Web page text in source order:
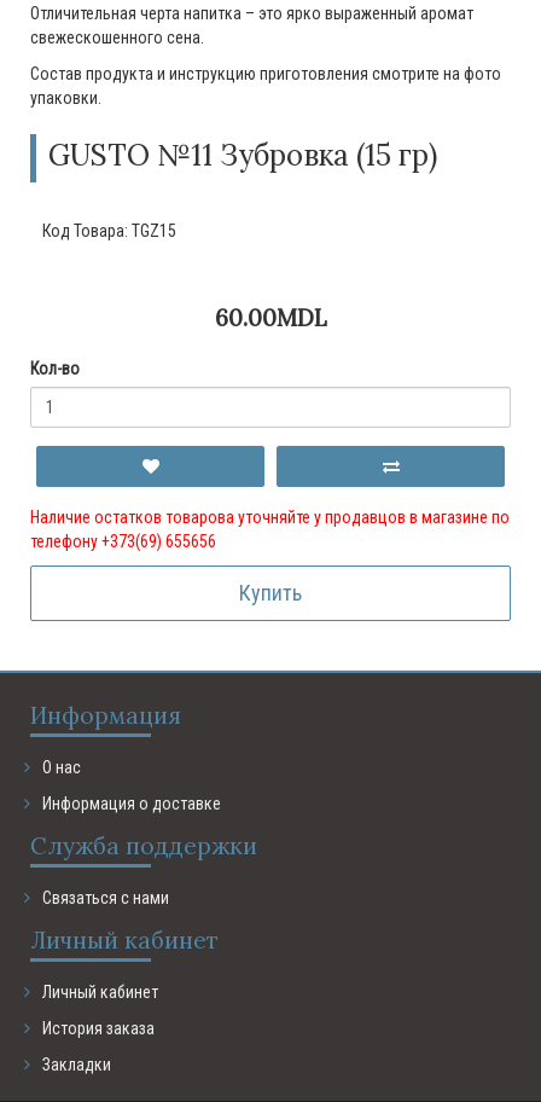
Отличительная черта напитка – это ярко выраженный аромат
свежескошенного сена.
Состав продукта и инструкцию приготовления смотрите на фото
упаковки.
GUSTO №11 Зубровка (15 гр)
Код Товара: TGZ15
60.00MDL
Кол-во
Наличие остатков товарова уточняйте у продавцов в магазине по
телефону +373(69) 655656
Купить
Информация
О нас
Информация о доставке
Служба поддержки
Связаться с нами
Личный кабинет
Личный кабинет
История заказа
Закладки